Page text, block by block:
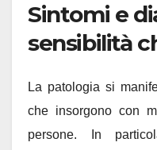
Sintomi e
sensibilità
La patologia si
che insorgono con
persone. In